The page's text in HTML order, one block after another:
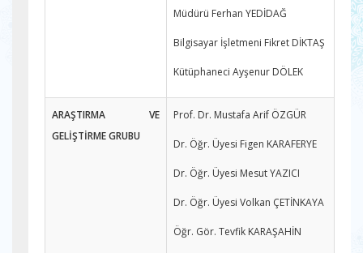
Müdürü Ferhan YEDİDAĞ
Bilgisayar İşletmeni Fikret DİKTAŞ
Kütüphaneci Ayşenur DÖLEK
ARAŞTIRMA VE
GELİŞTİRME GRUBU
Prof. Dr. Mustafa Arif ÖZGÜR
Dr. Öğr. Üyesi Figen KARAFERYE
Dr. Öğr. Üyesi Mesut YAZICI
Dr. Öğr. Üyesi Volkan ÇETİNKAYA
Öğr. Gör. Tevfik KARAŞAHİN